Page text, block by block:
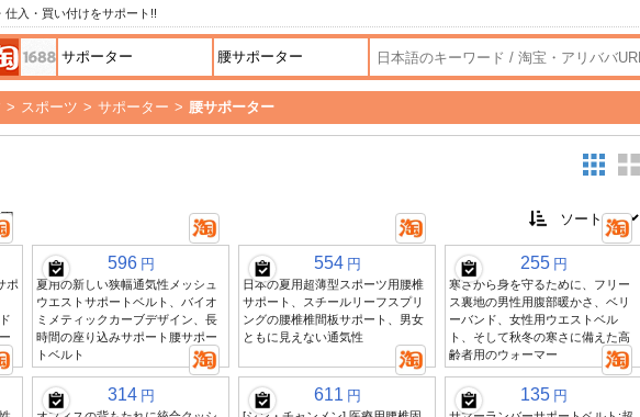
入・買い付けをサポート!!
> スポーツ > サポーター > 腰サポーター
円
ポ
596 円
夏用の新しい狭幅通気性メッシュ
ウエストサポートベルト、バイオ
ミメティックカーブデザイン、長
時間の座り込みサポート腰サポー
トベルト
554 円
日本の夏用超薄型スポーツ用腰椎
サポート、スチールリーフスプリ
ングの腰椎椎間板サポート、男女
ともに見えない通気性
255 円
寒さから身を守るために、フリー
ス裏地の男性用腹部暖かさ、ベリ
ーバンド、女性用ウエストベル
ト、そして秋冬の寒さに備えた高
齢者用のウォーマー
314 円 611 円 135 円